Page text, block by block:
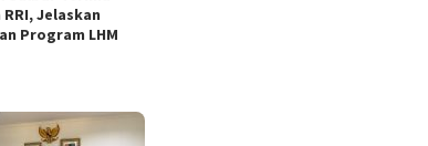
Jelaskan
Program LHM